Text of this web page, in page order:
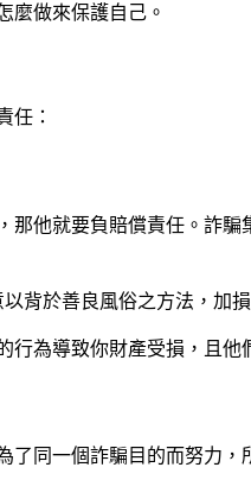
麼做來保護自己。
任：
他就要負賠償責任。詐
背於善良風俗之方法，加
為導致你財產受損，且他
同一個詐騙目的而努力